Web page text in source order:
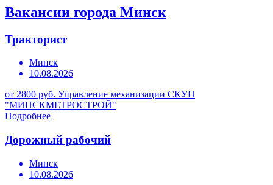
Вакансии города Минск
Тракторист
Минск
10.08.2026
от 2800 руб. Управление механизации СКУП
"МИНСКМЕТРОСТРОЙ"
Подробнее
Дорожный рабочий
Минск
10.08.2026